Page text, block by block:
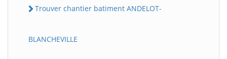
Trouver chantier batiment ANDELOT-
BLANCHEVILLE